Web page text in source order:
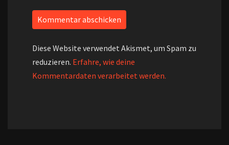
Diese Website verwendet Akismet, um Spam zu
reduzieren. Erfahre, wie deine
Kommentardaten verarbeitet werden.